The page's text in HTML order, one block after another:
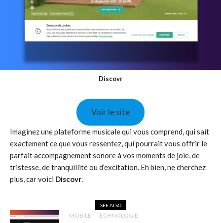
Discovr
Voir le site
Imaginez une plateforme musicale qui vous comprend, qui sait
exactement ce que vous ressentez, qui pourrait vous offrir le
parfait accompagnement sonore à vos moments de joie, de
tristesse, de tranquillité ou d’excitation. Eh bien, ne cherchez
plus, car voici Discovr.
SEE ALSO
MOBILE TECHNOLOGIE